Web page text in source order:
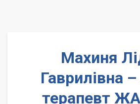
Махиня
Гаврилівна –
терапевт